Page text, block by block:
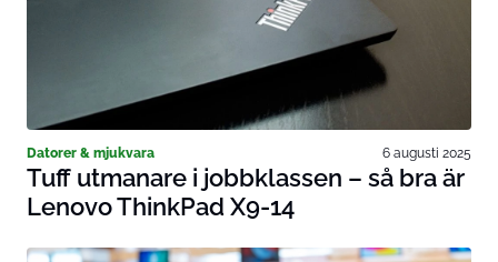
Datorer & mjukvara 6 augusti 2025
Tuff utmanare i jobbklassen – så bra är
Lenovo ThinkPad X9-14